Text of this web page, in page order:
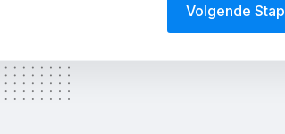
Volgende Stap